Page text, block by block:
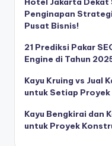
Penginapan
Pusat Bisnis!
21 Prediksi Pakar
Engine di Tahun
Kayu Kruing vs Jual
untuk Setiap
Kayu Bengkirai dan
untuk Proyek